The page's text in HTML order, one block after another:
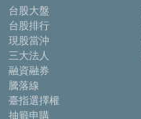
台股大盤
台股排行
現股當沖
三大法人
融資融券
騰落線
臺指選擇權
抽籤申購